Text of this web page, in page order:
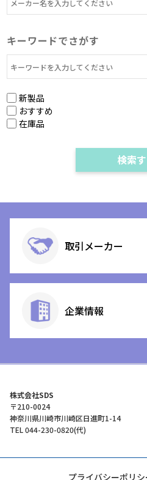
キーワードでさがす
新製品
おすすめ
在庫品
取引メーカー
企業情報
株式会社SDS
〒210-0024
神奈川県川崎市川崎区日進町1-14
TEL 044-230-0820(代)
プライバシーポリシ